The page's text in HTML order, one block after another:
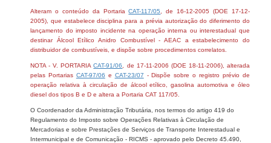
Alteram o conteúdo da PortariaCAT-117/05
, de 16-12-2005 (DOE 17-12-
2005), que estabelece disciplina para a prévia autorização do diferimento do
lançamento do imposto incidente na operação interna ou interestadual que
destinar Álcool Etílico Anidro Combustível - AEAC a estabelecimento do
distribuidor de combustíveis, e dispõe sobre procedimentos correlatos.
NOTA - V. PORTARIACAT-91/06
, de 17-11-2006 (DOE 18-11-2006), alterada
pelas Portarias CAT-97/06 e CAT-23/07 - Dispõe sobre o registro prévio de
operação relativa à circulação de álcool etílico, gasolina automotiva e óleo
diesel dos tipos B e D e altera a Portaria CAT 117/05.
O Coordenador da Administração Tributária, nos termos do artigo 419 do
Regulamento do Imposto sobre Operações Relativas à Circulação de
Mercadorias e sobre Prestações de Serviços de Transporte Interestadual e
Intermunicipal e de Comunicação - RICMS - aprovado pelo Decreto 45.490,